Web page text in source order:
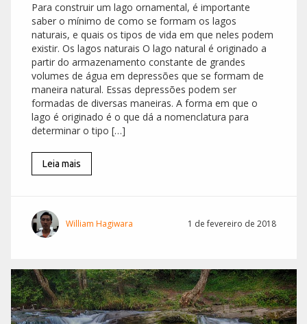
Para construir um lago ornamental, é importante
saber o mínimo de como se formam os lagos
naturais, e quais os tipos de vida em que neles podem
existir. Os lagos naturais O lago natural é originado a
partir do armazenamento constante de grandes
volumes de água em depressões que se formam de
maneira natural. Essas depressões podem ser
formadas de diversas maneiras. A forma em que o
lago é originado é o que dá a nomenclatura para
determinar o tipo […]
Leia mais
William Hagiwara 1 de fevereiro de 2018